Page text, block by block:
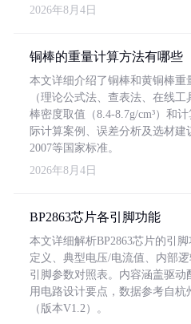
2026年8月4日
铜棒的重量计算方法有哪些
本文详细介绍了铜棒和黄铜棒重
（理论公式法、查表法、在线
棒密度取值（8.4-8.7g/cm³）和
际计算案例、误差分析及选材建
2007等国家标准。
2026年8月4日
BP2863芯片各引脚功能
本文详细解析BP2863芯片的引
定义、典型电压/电流值、内部
引脚参数对照表。内容涵盖驱动
用电路设计要点，数据参考自杭
（版本V1.2）。